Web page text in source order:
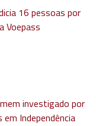
16 pessoas por
Voepass
investigado por
Independência